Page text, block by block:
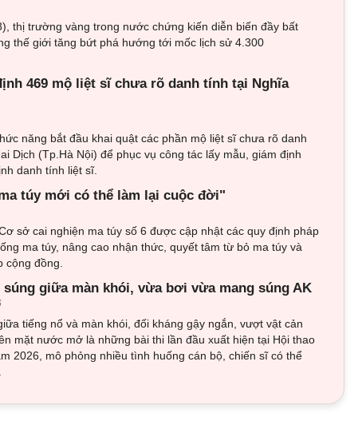
thị trường vàng trong nước chứng kiến diễn biến đầy bất
thế giới tăng bứt phá hướng tới mốc lịch sử 4.300
469 mộ liệt sĩ chưa rõ danh tính tại Nghĩa
năng bắt đầu khai quật các phần mộ liệt sĩ chưa rõ danh
Dịch (Tp.Hà Nội) để phục vụ công tác lấy mẫu, giám định
danh tính liệt sĩ.
túy mới có thể làm lại cuộc đời"
sở cai nghiện ma túy số 6 được cập nhật các quy định pháp
ma túy, nâng cao nhận thức, quyết tâm từ bỏ ma túy và
cộng đồng.
súng giữa màn khói, vừa bơi vừa mang súng AK
tiếng nổ và màn khói, đối kháng gậy ngắn, vượt vật cản
mặt nước mở là những bài thi lần đầu xuất hiện tại Hội thao
2026, mô phỏng nhiều tình huống cán bộ, chiến sĩ có thể